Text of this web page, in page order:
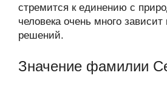
стремится к единению с
человека очень много
решений.
Значение фамилии